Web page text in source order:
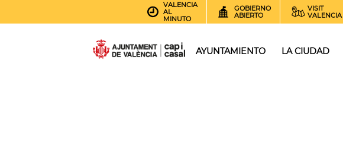
VALENCIA
AL
MINUTO
GOBIERNO
ABIERTO
VISIT
VALENCIA
AYUNTAMIENTO LA CIUDAD